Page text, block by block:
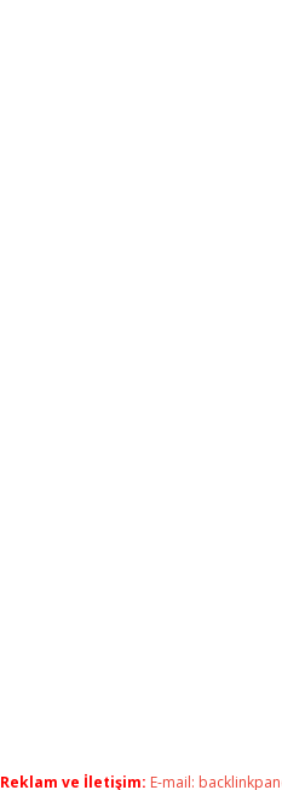
Reklam ve İletişim: E-mail: